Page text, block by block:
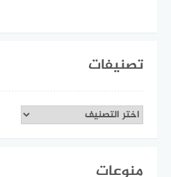
تصنيفات
تصنيفات
منوعات